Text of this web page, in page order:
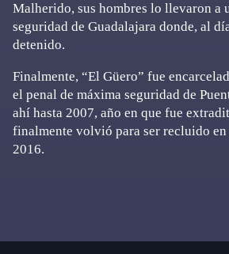
Malherido, sus hombres lo llevaron a
seguridad de Guadalajara donde, al
detenido.
Finalmente, “El Güero” fue
el penal de máxima seguridad de
ahí hasta 2007, año en que fue
finalmente volvió para ser recluido
2016.